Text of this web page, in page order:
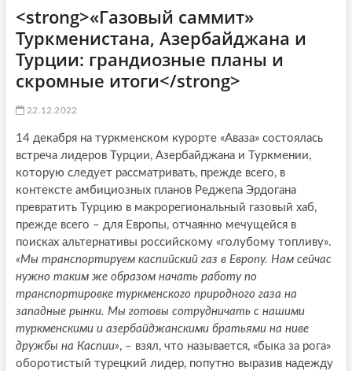
<strong>«Газовый саммит»
Туркменистана, Азербайджана и
Турции: грандиозные планы и
скромные итоги</strong>
22.12.2022
14 декабря на туркменском курорте «Аваза» состоялась
встреча лидеров Турции, Азербайджана и Туркмении,
которую следует рассматривать, прежде всего, в
контексте амбициозных планов Реджепа Эрдогана
превратить Турцию в макрорегиональный газовый хаб,
прежде всего – для Европы, отчаянно мечущейся в
поисках альтернативы российскому «голубому топливу».
«Мы транспортируем каспийский газ в Европу. Нам сейчас
нужно таким же образом начать работу по
транспортировке туркменского природного газа на
западные рынки. Мы готовы сотрудничать с нашими
туркменскими и азербайджанскими братьями на ниве
дружбы на Каспии», – взял, что называется, «быка за рога»
оборотистый турецкий лидер, попутно выразив надежду